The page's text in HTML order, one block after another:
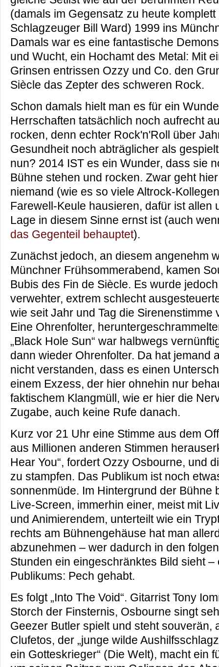
(damals im Gegensatz zu heute
Schlagzeuger Bill Ward) 1999 ins
Damals war es eine fantastische
und Wucht, ein Hochamt des Metal: Mit
Grinsen entrissen Ozzy und Co. den
Siècle das Zepter des schweren Rock.
Schon damals hielt man es für ein
Herrschaften tatsächlich noch aufrecht
rocken, denn echter Rock'n'Roll über
Gesundheit noch abträglicher als
nun? 2014 IST es ein Wunder, dass sie
Bühne stehen und rocken. Zwar geht
niemand (wie es so viele Altrock-
Farewell-Keule hausieren, dafür ist allen
Lage in diesem Sinne ernst ist (auch
das Gegenteil behauptet).
Zunächst jedoch, an diesem angenehm
Münchner Frühsommerabend, kamen
Bubis des Fin de Siècle. Es wurde
verwehter, extrem schlecht
wie seit Jahr und Tag die Sirenenstimme
Eine Ohrenfolter,
„Black Hole Sun“ war halbwegs
dann wieder Ohrenfolter. Da hat jemand
nicht verstanden, dass es einen
einem Exzess, der hier ohnehin nur
faktischem Klangmüll, wie er hier die
Zugabe, auch keine Rufe danach.
Kurz vor 21 Uhr eine Stimme aus dem
aus Millionen anderen Stimmen
Hear You“, fordert Ozzy Osbourne, und
zu stampfen. Das Publikum ist noch
sonnenmüde. Im Hintergrund der Bühne
Live-Screen, immerhin einer, meist mit
und Animierendem, unterteilt wie ein
rechts am Bühnengehäuse hat man
abzunehmen – wer dadurch in den
Stunden ein eingeschränktes Bild sieht –
Publikums: Pech gehabt.
Es folgt „Into The Void“. Gitarrist Tony
Storch der Finsternis, Osbourne singt
Geezer Butler spielt und steht souverän,
Clufetos, der „junge wilde
ein Gotteskrieger“ (Die Welt), macht ein